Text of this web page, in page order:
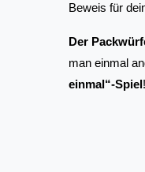
Beweis für
Der
man einmal
einmal“-Spiel !